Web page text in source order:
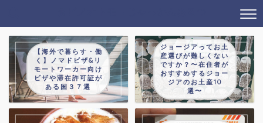
【海外で暮らす・働
く】ノマドビザ&リ
モートワーカー向け
ビザや滞在許可証が
ある国３７選
ジョージアってお土
産選びが難しくない
ですか？〜在住者が
おすすめするジョー
ジアのお土産10
選〜